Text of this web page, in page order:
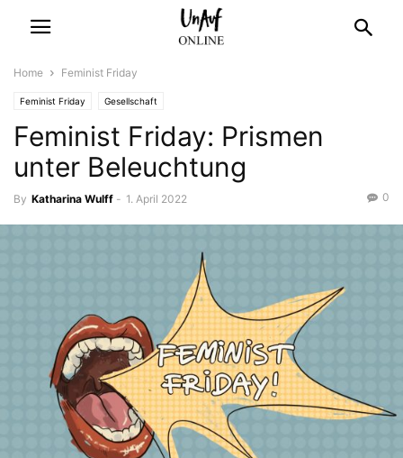
Home Feminist Friday
Feminist Friday Gesellschaft
Feminist Friday: Prismen
unter Beleuchtung
By Katharina Wulff - 1. April 2022 0